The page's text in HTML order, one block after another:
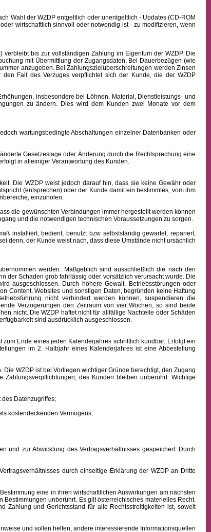
Wahl der WZDP entgeltlich oder unentgeltlich - Updates (CD-ROM
wirtschaftlich sinnvoll oder notwendig ist - zu modifizieren, wenn
bis zur vollständigen Zahlung im Eigentum der WZDP. Die
mit Übermittlung der Zugangsdaten. Bei Dauerbezügen (wie
anzugeben. Bei Zahlungszielüberschreitungen werden Zinsen
Fall des Verzuges verpflichtet sich der Kunde, die der WZDP
insbesondere bei Löhnen, Material, Dienstleistungs- und
zu ändern. Dies wird dem Kunden zwei Monate vor dem
wartungsbedingte Abschaltungen einzelner Datenbanken oder
Gesetzeslage oder Änderung durch die Rechtsprechung eine
in alleiniger Verantwortung des Kunden.
Die WZDP weist jedoch darauf hin, dass sie keine Gewähr oder
(entsprechen) oder der Kunde damit ein bestimmtes, vom ihm
einzuholen.
die gewünschten Verbindungen immer hergestellt werden können
und die notwendigen technischen Voraussetzungen zu sorgen.
bedient, benutzt bzw selbstständig gewartet, repariert,
denn, der Kunde weist nach, dass diese Umstände nicht ursächlich
werden. Maßgeblich sind ausschließlich die nach den
der Schaden grob fahrlässig oder vorsätzlich verursacht wurde. Die
ausgeschlossen. Durch höhere Gewalt, Betriebsstörungen oder
Content, Websites und sonstigen Daten, begründen keine Haftung
nicht verhindert werden können, suspendieren die
Verzögerungen den Zeitraum von vier Wochen, so sind beide
nicht. Die WZDP haftet nicht für allfällige Nachteile oder Schäden
sind ausdrücklich ausgeschlossen.
Ende eines jeden Kalenderjahres schriftlich kündbar. Erfolgt ein
im 2. Halbjahr eines Kalenderjahres ist eine Abbestellung
WZDP ist bei Vorliegen wichtiger Gründe berechtigt, den Zugang
Zahlungsverpflichtungen, des Kunden bleiben unberührt. Wichtige
Datenzugriffes;
kostendeckenden Vermögens;
zur Abwicklung des Vertragsverhältnisses gespeichert. Durch
durch einseitige Erklärung der WZDP an Dritte
eine in ihren wirtschaftlichen Auswirkungen am nächsten
unberührt. Es gilt österreichisches materielles Recht.
Zahlungund Gerichtsstand für alle Rechtsstreitigkeiten ist, soweit
und sollen helfen, andere interessierende Informationsquellen